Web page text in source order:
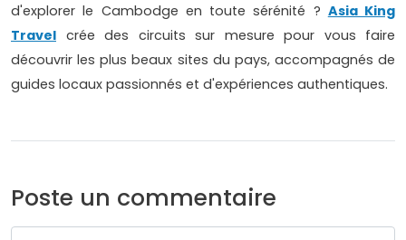
d'explorer le Cambodge en toute sérénité ? Asia King
Travel crée des circuits sur mesure pour vous faire
découvrir les plus beaux sites du pays, accompagnés de
guides locaux passionnés et d'expériences authentiques.
Poste un commentaire